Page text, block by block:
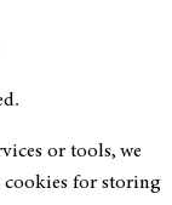
or tools, we
cookies for storing